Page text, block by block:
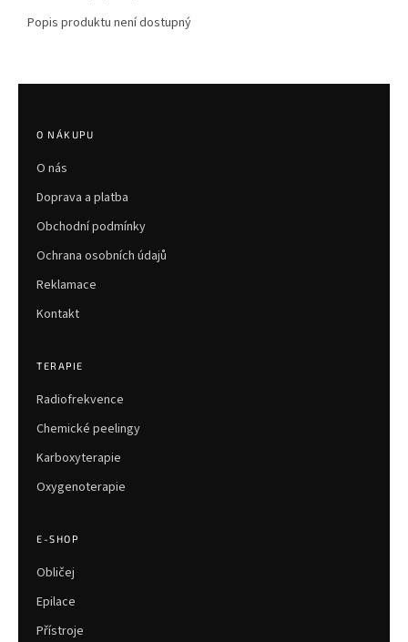
Popis produktu není dostupný
O NÁKUPU
O nás
Doprava a platba
Obchodní podmínky
Ochrana osobních údajů
Reklamace
Kontakt
TERAPIE
Radiofrekvence
Chemické peelingy
Karboxyterapie
Oxygenoterapie
E-SHOP
Obličej
Epilace
Přístroje